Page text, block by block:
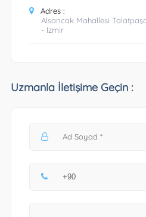
Adres :
Alsancak Mahallesi
- Izmir
Uzmanla İletişime Geçin :